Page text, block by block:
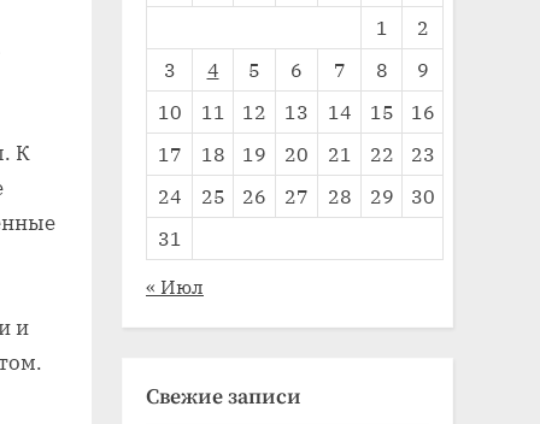
К
и
1
2
3
4 5 6 7 8
9
10
11 12 13 14 15
16
17
18 19 20 21 22
23
24
25 26 27 28 29
30
31
« Июл
Свежие записи